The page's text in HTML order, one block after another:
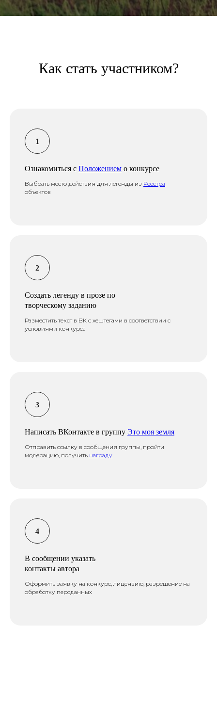
Как стать участником?
Ознакомиться с Положением о конкурсе
Выбрать место действия для легенды из Реестра
объектов
Создать легенду в прозе по
творческому заданию
Разместить текст в ВК с хештегами в соответствии с
условиями конкурса
Написать ВКонтакте в группу Это моя земля
Отправить ссылку в сообщения группы, пройти
модерацию, получить награду
В сообщении указать
контакты автора
Оформить заявку на конкурс, лицензию, разрешение на
обработку персданных